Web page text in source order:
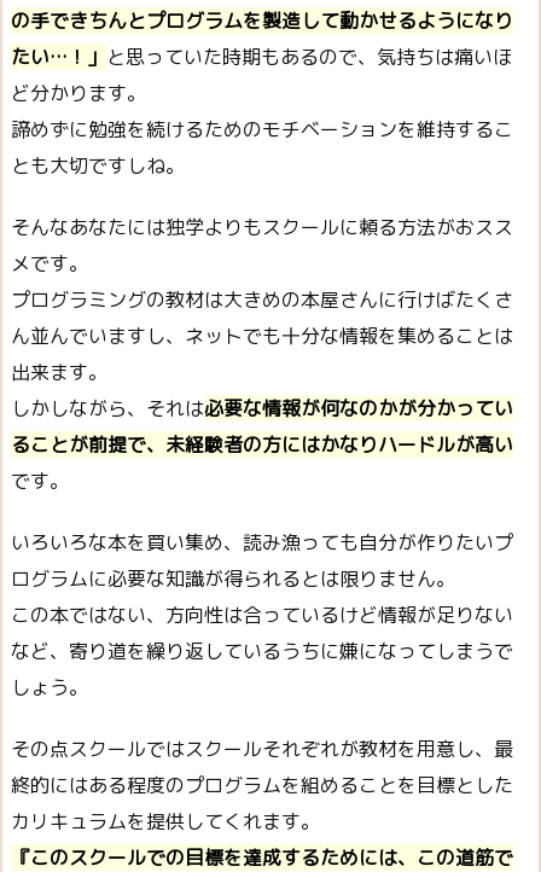
の手できちんとプログラムを製造して動かせるようになり
たい…！」 と思っていた時期もあるので、気持ちは痛いほ
ど分かります。
諦めずに勉強を続けるためのモチベーションを維持するこ
とも大切ですしね。
そんなあなたには独学よりもスクールに頼る方法がおスス
メです。
プログラミングの教材は大きめの本屋さんに行けばたくさ
ん並んでいますし、ネットでも十分な情報を集めることは
出来ます。
しかしながら、それは必要な情報が何なのかが分かってい
ることが前提で、未経験者の方にはかなりハードルが高い
です。
いろいろな本を買い集め、読み漁っても自分が作りたいプ
ログラムに必要な知識が得られるとは限りません。
この本ではない、方向性は合っているけど情報が足りない
など、寄り道を繰り返しているうちに嫌になってしまうで
しょう。
その点スクールではスクールそれぞれが教材を用意し、最
終的にはある程度のプログラムを組めることを目標とした
カリキュラムを提供してくれます。
『このスクールでの目標を達成するためには、この道筋で